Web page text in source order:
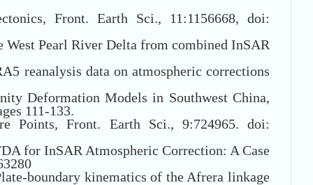
Front. Earth Sci., 11:1156668, doi:
West Pearl River Delta from combined InSAR
reanalysis data on atmospheric corrections
Deformation Models in Southwest China,
111-133.
Points, Front. Earth Sci., 9:724965. doi:
for InSAR Atmospheric Correction: A Case
boundary kinematics of the Afrera linkage